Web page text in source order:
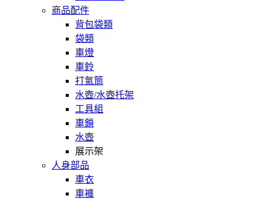
商品配件
背包袋類
袋類
車燈
車鈴
打氣筒
水壺/水壺托架
工具組
車鎖
水壺
展示架
人身部品
車衣
車褲